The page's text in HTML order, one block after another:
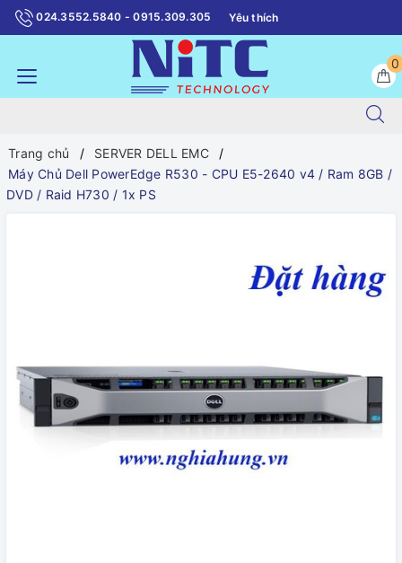
024.3552.5840 - 0915.309.305 Yêu thích
0
Trang chủ
SERVER DELL EMC
Máy Chủ Dell PowerEdge R530 - CPU E5-2640 v4 / Ram 8GB /
DVD / Raid H730 / 1x PS